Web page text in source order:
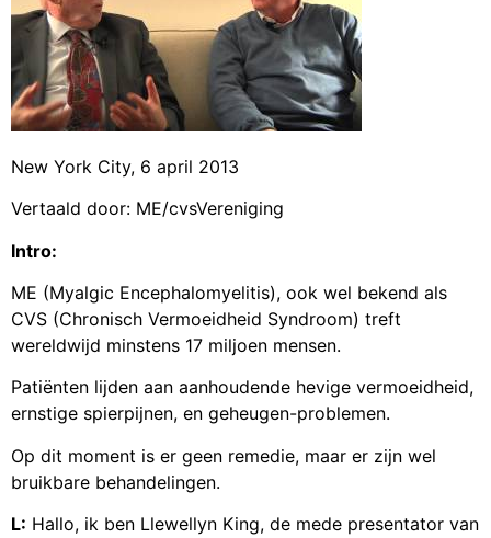
New York City, 6 april 2013
Vertaald door: ME/cvsVereniging
Intro:
ME (Myalgic Encephalomyelitis), ook wel bekend als
CVS (Chronisch Vermoeidheid Syndroom) treft
wereldwijd minstens 17 miljoen mensen.
Patiënten lijden aan aanhoudende hevige vermoeidheid,
ernstige spierpijnen, en geheugen-problemen.
Op dit moment is er geen remedie, maar er zijn wel
bruikbare behandelingen.
L: Hallo, ik ben Llewellyn King, de mede presentator van